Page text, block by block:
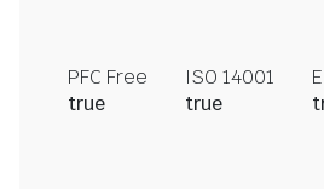
PFC Free
true
ISO 14001
true